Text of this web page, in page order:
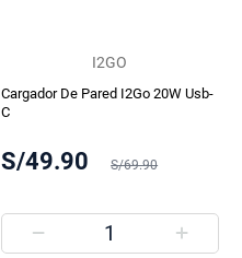
I2GO
Cargador De Pared I2Go 20W Usb-
C
S/49.90 S/69.90